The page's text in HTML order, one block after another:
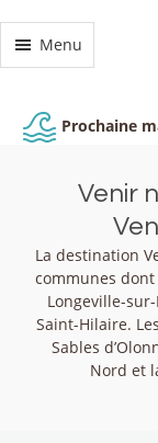
Menu
Prochaine
Venir
La destination
communes dont
Longeville-
Saint-Hilaire.
Sables
Nord et